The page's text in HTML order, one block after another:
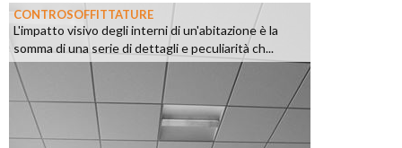
CONTROSOFFITTATURE
L'impatto visivo degli interni di un'abitazione è la
somma di una serie di dettagli e peculiarità ch...